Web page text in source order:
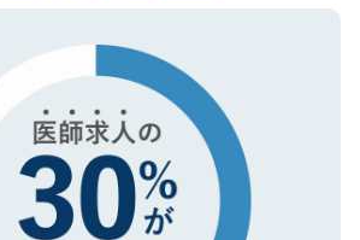
持に関してもご安心ください。
はご登録ください。